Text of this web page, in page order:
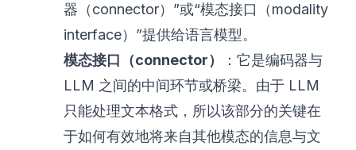
器（connector）”或“模态接口（modality
interface）”提供给语言模型。
模态接口（connector）
：它是编码器与
LLM 之间的中间环节或桥梁。由于 LLM
只能处理文本格式，所以该部分的关键在
于如何有效地将来自其他模态的信息与文